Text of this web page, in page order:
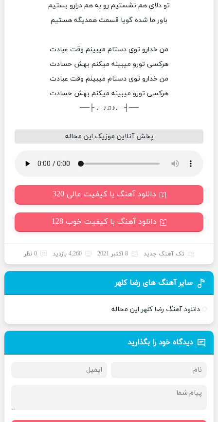
تو دلای هم نشستیم رو به هم درارو بستیم
باور ما شده گویا قسمت همدیگه هستیم
من خدارو توی دستام میبینم وقت عبادت
هرکسی تورو میبینه میکنم بهش حسادت
من خدارو توی دستام میبینم وقت عبادت
هرکسی تورو میبینه میکنم بهش حسادت
──┤ ♩♪♫♪♩ ├──
پخش آنلاین موزیک این محاله
دانلود آهنگ با کیفیت عالی 320
دانلود آهنگ با کیفیت خوب 128
تک آهنگ جدید 8 اکتبر 2021 4,260 بازدید 0 نظر
سایر آهنگ های رضا کلهر
دانلود آهنگ رضا کلهر این محاله
دیدگاه خود را بگذارید